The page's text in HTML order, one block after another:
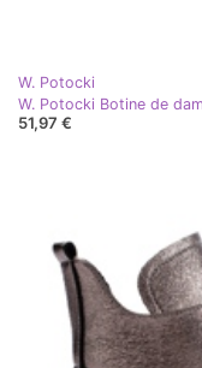
W. Potocki
W. Potocki Botine de
51,97 €